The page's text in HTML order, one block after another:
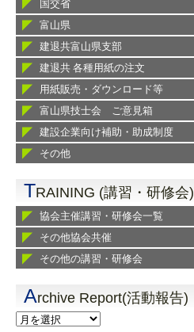
国交省
富山県
建退共富山県支部
建退共 各種用紙の注文
用紙販売・ダウンロード等
富山県技士会 ご意見箱
建設企業向け補助・助成制度
その他
TRAINING (講習・研修会)
協会主催講習・研修会一覧
その他協会共催
その他の講習・研修会
Archive Report(活動報告)